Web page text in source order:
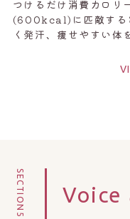
つけるだけ消費カロリ
(600kcal)に匹敵する
く発汗、痩せやすい体
Voice
SECTION5